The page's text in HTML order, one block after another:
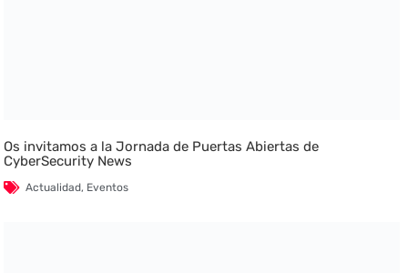
Os invitamos a la Jornada de Puertas Abiertas de
CyberSecurity News
Actualidad, Eventos